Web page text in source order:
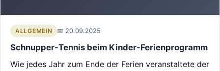
ALLGEMEIN 20.09.2025
Schnupper-Tennis beim Kinder-Ferienprogramm
Wie jedes Jahr zum Ende der Ferien veranstaltete der